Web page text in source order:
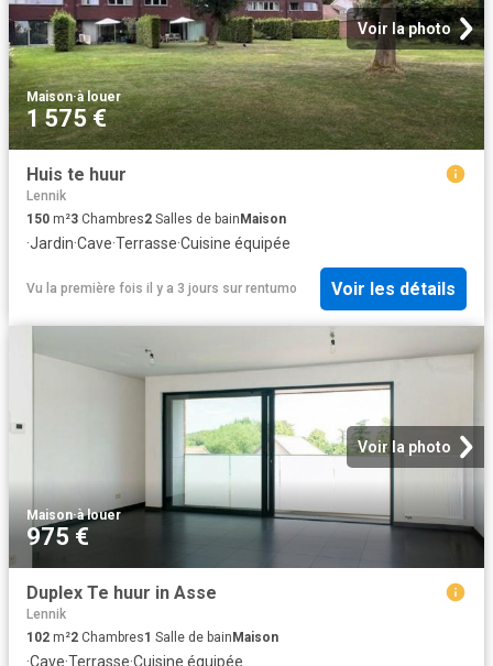
Voir la photo
Maison·à louer
1 575 €
Huis te huur
Lennik
150 m²3 Chambres2 Salles de bain Maison
·Jardin·Cave·Terrasse·Cuisine équipée
Vu la première fois il y a 3 jours sur rentumo Voir les détails
Voir la photo
Maison·à louer
975 €
Duplex Te huur in Asse
Lennik
102 m²2 Chambres1 Salle de bainMaison
·Cave·Terrasse·Cuisine équipée